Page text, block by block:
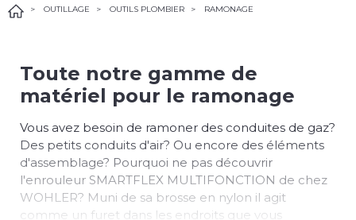
OUTILLAGE OUTILS PLOMBIER RAMONAGE
Toute notre gamme de
matériel pour le ramonage
Vous avez besoin de ramoner des conduites de gaz?
Des petits conduits d'air? Ou encore des éléments
d'assemblage? Pourquoi ne pas découvrir
l'enrouleur SMARTFLEX MULTIFONCTION de chez
WOHLER? Muni de sa brosse en nylon il agit
comme un furet dans les endroits que vous